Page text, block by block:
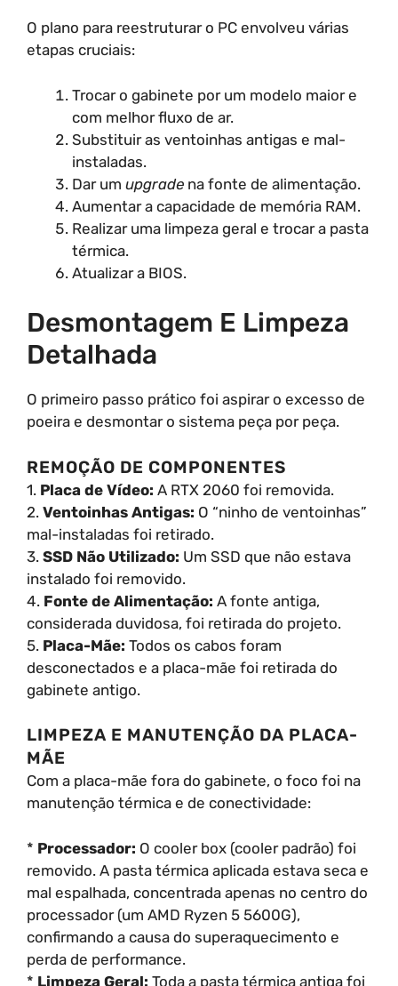
O plano para reestruturar o PC envolveu várias
etapas cruciais:
Trocar o gabinete por um modelo maior e
com melhor fluxo de ar.
Substituir as ventoinhas antigas e mal-
instaladas.
Dar um upgrade na fonte de alimentação.
Aumentar a capacidade de memória RAM.
Realizar uma limpeza geral e trocar a pasta
térmica.
Atualizar a BIOS.
Desmontagem E Limpeza
Detalhada
O primeiro passo prático foi aspirar o excesso de
poeira e desmontar o sistema peça por peça.
REMOÇÃO DE COMPONENTES
1. Placa de Vídeo: A RTX 2060 foi removida.
2. Ventoinhas Antigas: O “ninho de ventoinhas”
mal-instaladas foi retirado.
3. SSD Não Utilizado: Um SSD que não estava
instalado foi removido.
4. Fonte de Alimentação: A fonte antiga,
considerada duvidosa, foi retirada do projeto.
5. Placa-Mãe: Todos os cabos foram
desconectados e a placa-mãe foi retirada do
gabinete antigo.
LIMPEZA E MANUTENÇÃO DA PLACA-
MÃE
Com a placa-mãe fora do gabinete, o foco foi na
manutenção térmica e de conectividade:
* Processador: O cooler box (cooler padrão) foi
removido. A pasta térmica aplicada estava seca e
mal espalhada, concentrada apenas no centro do
processador (um AMD Ryzen 5 5600G),
confirmando a causa do superaquecimento e
perda de performance.
* Limpeza Geral: Toda a pasta térmica antiga foi